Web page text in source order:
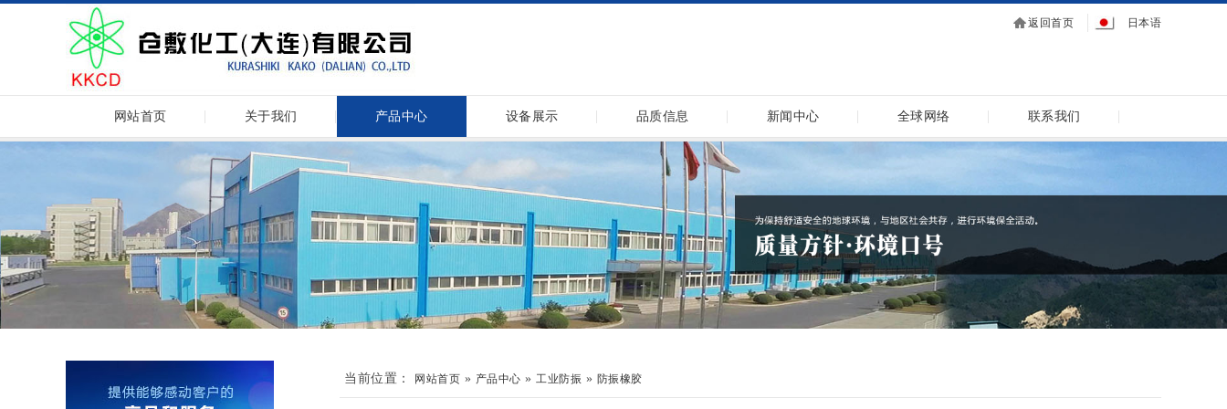
返回首页 日本语
网站首页 关于我们 产品中心 设备展示 品质信息 新闻中心 全球网络 联系我们
当前位置： 网站首页 » 产品中心 » 工业防振 » 防振橡胶